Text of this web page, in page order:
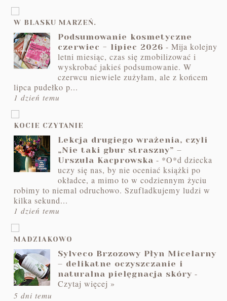
W BLASKU MARZEŃ.
Podsumowanie kosmetyczne
czerwiec - lipiec 2026 -Mija kolejny
letni miesiąc, czas się zmobilizować i
wyskrobać jakieś podsumowanie. W
czerwcu niewiele zużyłam, ale z końcem
lipca pudełko p...
1 dzień temu
KOCIE CZYTANIE
Lekcja drugiego wrażenia, czyli
„Nie taki gbur straszny” –
Urszula Kacprowska - *O*d dziecka
uczy się nas, by nie oceniać książki po
okładce, a mimo to w codziennym życiu
robimy to niemal odruchowo. Szufladkujemy ludzi w
kilka sekund...
1 dzień temu
MADZIAKOWO
Sylveco Brzozowy Płyn Micelarny
– delikatne oczyszczanie i
naturalna pielęgnacja skóry -
Czytaj więcej »
5 dni temu